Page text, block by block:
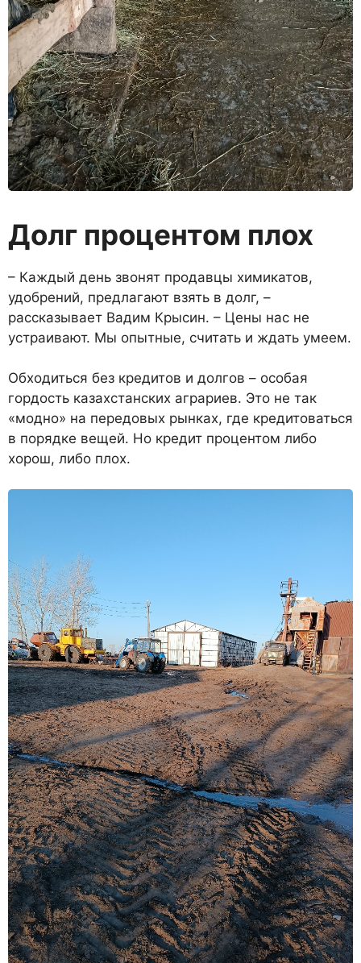
Долг процентом плох
– Каждый день звонят про­давцы химикатов,
удобрений, предлагают взять в долг, –
рассказывает Вадим Крысин. – Цены нас не
устраивают. Мы опытные, считать и ждать умеем.
Обходиться без кредитов и долгов – особая
гордость казах­станских аграриев. Это не так
«модно» на передовых рынках, где кредитоваться
в порядке ве­щей. Но кредит процентом либо
хорош, либо плох.